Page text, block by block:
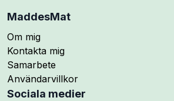
MaddesMat
Om mig
Kontakta mig
Samarbete
Användarvillkor
Sociala medier